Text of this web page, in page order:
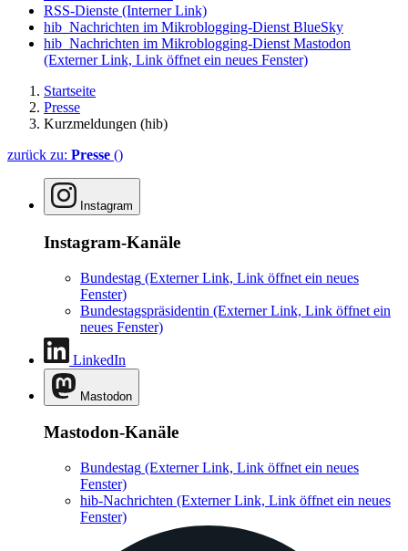
RSS-Dienste (Interner Link)
hib_Nachrichten im Mikroblogging-Dienst BlueSky
hib_Nachrichten im Mikroblogging-Dienst Mastodon
(Externer Link, Link öffnet ein neues Fenster)
Startseite
Presse
Kurzmeldungen (hib)
zurück zu: Presse ()
Instagram
Instagram-Kanäle
Bundestag (Externer Link, Link öffnet ein neues
Fenster)
Bundestagspräsidentin (Externer Link, Link öffnet ein
neues Fenster)
LinkedIn
Mastodon
Mastodon-Kanäle
Bundestag (Externer Link, Link öffnet ein neues
Fenster)
hib-Nachrichten (Externer Link, Link öffnet ein neues
Fenster)